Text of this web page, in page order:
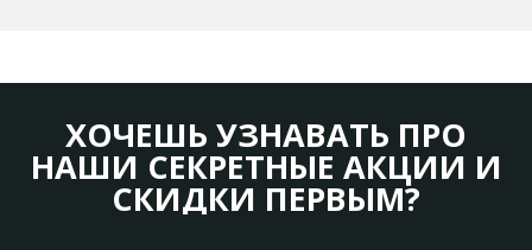
ХОЧЕШЬ УЗНАВАТЬ ПРО
НАШИ СЕКРЕТНЫЕ АКЦИИ И
СКИДКИ ПЕРВЫМ?